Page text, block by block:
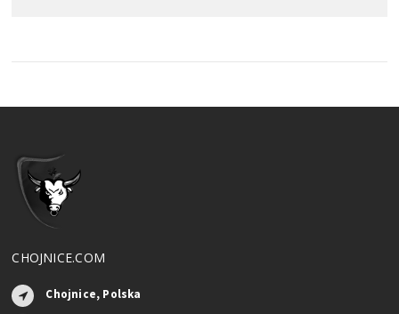
CHOJNICE.COM
Chojnice, Polska